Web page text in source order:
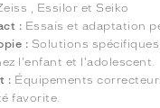
, Essilor et Seiko
: Essais et adaptation
: Solutions
l'enfant et l'adolescent.
: Équipements
favorite.